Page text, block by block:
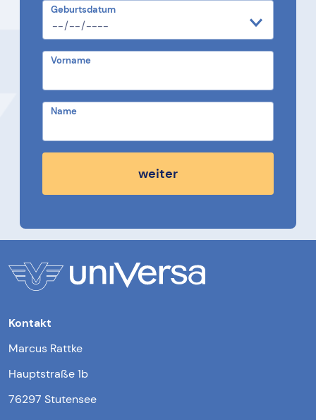
Geburtsdatum
Vorname
Name
weiter
Kontakt
Marcus Rattke
Hauptstraße 1b
76297 Stutensee